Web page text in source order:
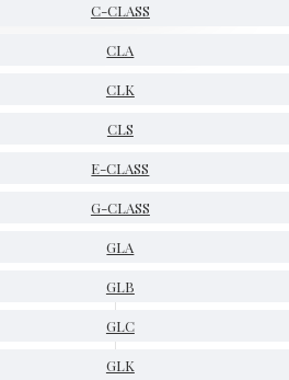
C-CLASS
CLA
CLK
CLS
E-CLASS
G-CLASS
GLA
GLB
GLC
GLK